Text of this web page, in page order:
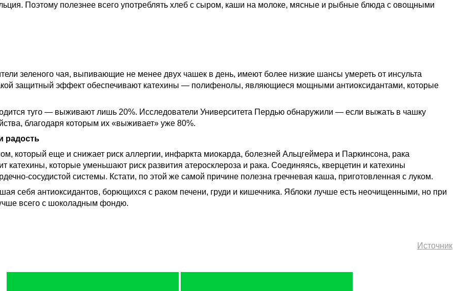
Поэтому полезнее всего употреблять хлеб с сыром, каши на молоке, мясные и рыбные блюда с овощными
зеленого чая, выпивающие не менее двух чашек в день, имеют более низкие шансы умереть от инсульта
защитный эффект обеспечивают катехины — полифенолы, являющиеся мощными антиоксидантами, которые
туго — выживают лишь 20%. Исследователи Университета Пердью обнаружили — если выжать в чашку
благодаря которым их «выживает» уже 80%.
радость
который еще и снижает риск аллергии, инфаркта миокарда, болезней Альцгеймера и Паркинсона, рака
катехины, которые уменьшают риск развития атеросклероза и рака. Соединяясь, кверцетин и катехины
сосудистой системы. Кстати, по этой же самой причине полезна гречневая каша, приготовленная с луком.
себя антиоксидантов, борющихся с раком печени, груди и кишечника. Яблоки лучше есть неочищенными, но при
всего с шоколадным фондю.
Источник